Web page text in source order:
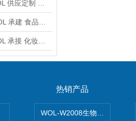
热销产品
WOL-W2008生物制药GMP